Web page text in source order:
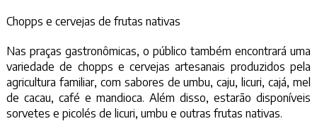
Chopps e cervejas de frutas nativas
Nas praças gastronômicas, o público também encontrará uma
variedade de chopps e cervejas artesanais produzidos pela
agricultura familiar, com sabores de umbu, caju, licuri, cajá, mel
de cacau, café e mandioca. Além disso, estarão disponíveis
sorvetes e picolés de licuri, umbu e outras frutas nativas.